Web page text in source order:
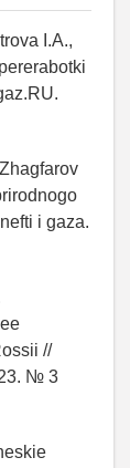
I.A.,
i gaza.
//
№ 3